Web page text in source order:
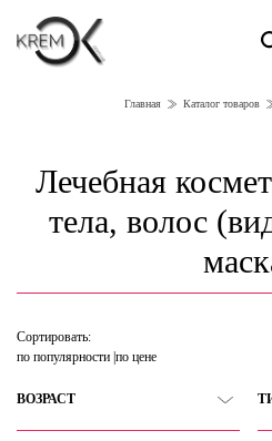
Главная Каталог товаров
Лечебная
тела, волос
Сортировать:
по популярности по цене
ВОЗРАСТ